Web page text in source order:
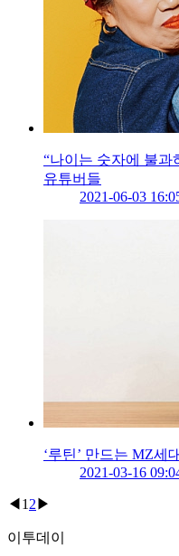
“나이는 숫자에 불
유튜버들
2021-06-03
‘루틴’ 만드는 MZ세
2021-03-16
◀ 1 2 ▶
이투데이